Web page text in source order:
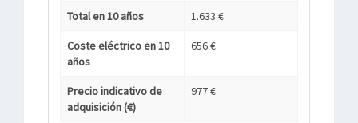
Total en 10 años 1.633 €
Coste eléctrico en 10
años
656 €
Precio indicativo de
adquisición (€)
977 €